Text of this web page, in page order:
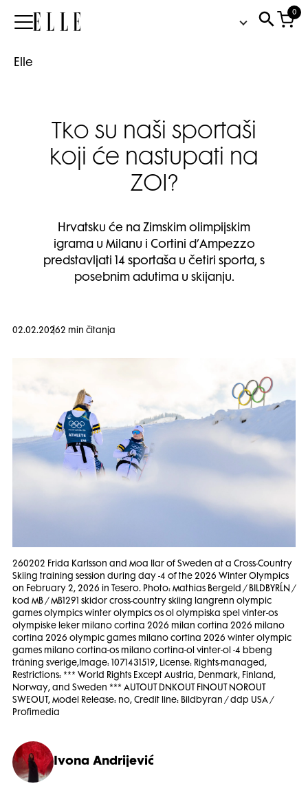
Elle
0
Elle
Tko su naši sportaši
koji će nastupati na
ZOI?
Hrvatsku će na Zimskim olimpijskim
igrama u Milanu i Cortini d’Ampezzo
predstavljati 14 sportaša u četiri sporta, s
posebnim adutima u skijanju.
02.02.20262 min čitanja
260202 Frida Karlsson and Moa Ilar of Sweden at a Cross-Country
Skiing training session during day -4 of the 2026 Winter Olympics
on February 2, 2026 in Tesero. Photo: Mathias Bergeld / BILDBYRĹN /
kod MB / MB1291 skidor cross-country skiing langrenn olympic
games olympics winter olympics os ol olympiska spel vinter-os
olympiske leker milano cortina 2026 milan cortina 2026 milano
cortina 2026 olympic games milano cortina 2026 winter olympic
games milano cortina-os milano cortina-ol vinter-ol -4 bbeng
träning sverige,Image: 1071431519, License: Rights-managed,
Restrictions: *** World Rights Except Austria, Denmark, Finland,
Norway, and Sweden *** AUTOUT DNKOUT FINOUT NOROUT
SWEOUT, Model Release: no, Credit line: Bildbyran / ddp USA /
Profimedia
Ivona Andrijević